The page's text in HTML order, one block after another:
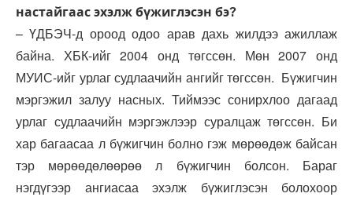
настайгаас эхэлж бүжиглэсэн бэ?
– ҮДБЭЧ-д ороод одоо арав дахь жилдээ ажиллаж
байна. ХБК-ийг 2004 онд төгссөн. Мөн 2007 онд
МУИС-ийг урлаг судлаачийн ангийг төгссөн. Бүжигчин
мэргэжил залуу насных. Тиймээс сонирхлоо дагаад
урлаг судлаачийн мэргэжлээр суралцаж төгссөн. Би
хар багаасаа л бүжигчин болно гэж мөрөөдөж байсан
тэр мөрөөдөлөөрөө л бүжигчин болсон. Бараг
нэгдүгээр ангиасаа эхэлж бүжиглэсэн болохоор